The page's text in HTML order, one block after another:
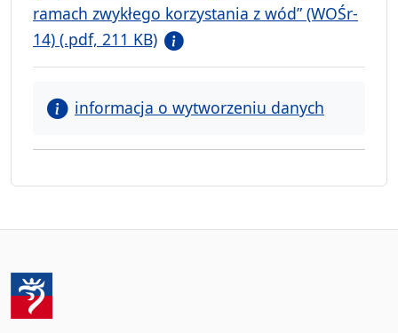
ramach zwykłego korzystania z wód” (WOŚr-
14) (.pdf, 211 KB)
informacja o wytworzeniu danych